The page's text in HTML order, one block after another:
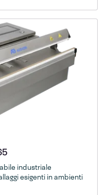
industriale
esigenti in ambienti